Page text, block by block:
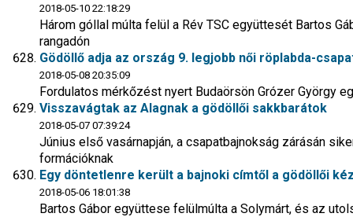
2018-05-10 22:18:29
Három góllal múlta felül a Rév TSC együttesét Bartos
rangadón
Gödöllő adja az ország 9. legjobb női röplabda-
2018-05-08 20:35:09
Fordulatos mérkőzést nyert Budaörsön Grózer György
Visszavágtak az Alagnak a gödöllői sakkbarátok
2018-05-07 07:39:24
Június első vasárnapján, a csapatbajnokság zárásán
formációknak
Egy döntetlenre került a bajnoki címtől a gödöllői
2018-05-06 18:01:38
Bartos Gábor együttese felülmúlta a Solymárt, és az